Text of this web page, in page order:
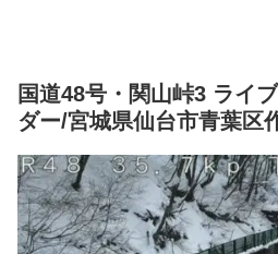
国道48号・関山峠3 ライ
ダー/宮城県仙台市青葉区